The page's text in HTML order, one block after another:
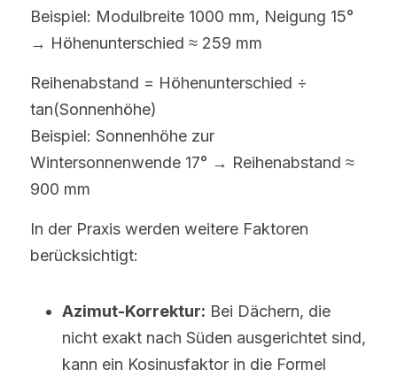
Beispiel: Modulbreite 1000 mm, Neigung 15°
→ Höhenunterschied ≈ 259 mm
Reihenabstand = Höhenunterschied ÷
tan(Sonnenhöhe)
Beispiel: Sonnenhöhe zur
Wintersonnenwende 17° → Reihenabstand ≈
900 mm
In der Praxis werden weitere Faktoren
berücksichtigt:
Azimut-Korrektur: Bei Dächern, die
nicht exakt nach Süden ausgerichtet sind,
kann ein Kosinusfaktor in die Formel